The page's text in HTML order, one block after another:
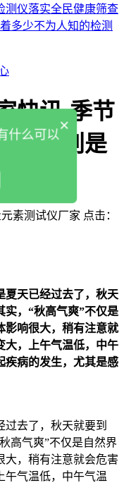
测仪落实全民健康筛查
多少不为人知的检测
快讯-季节
状特别是
素测试仪厂家 点击：
夏天已经过去了，秋天
实，“秋高气爽”不仅是
影响很大，稍有注意就
大，上午气温低，中午
疾病的发生，尤其是感
过去了，秋天就要到
高气爽”不仅是自然界
大，稍有注意就会危害
午气温低，中午气温
×
什么可以